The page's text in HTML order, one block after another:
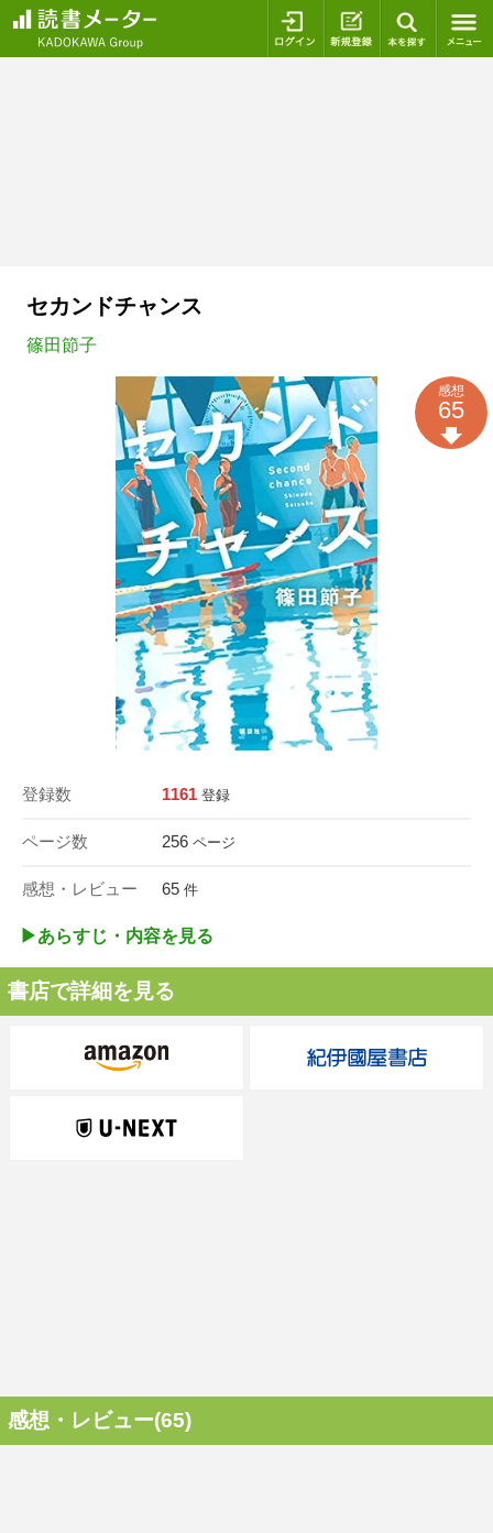
ログイン 新規登録
セカンドチャンス
篠田節子
登録数 1161 登録
ページ数 256 ページ
感想・レビュー 65 件
感想
65
▶︎あらすじ・内容を見る
書店で詳細を見る
感想・レビュー(65)